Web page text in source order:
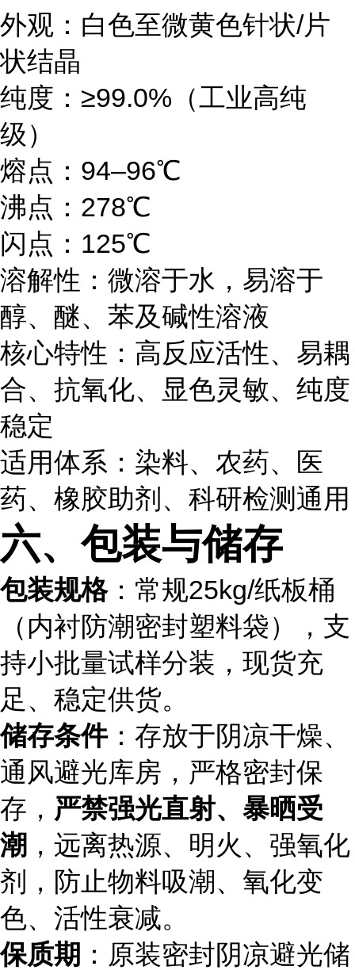
外观：白色至微黄色针状/片
状结晶
纯度：≥99.0%（工业高纯
级）
熔点：94–96℃
沸点：278℃
闪点：125℃
溶解性：微溶于水，易溶于
醇、醚、苯及碱性溶液
核心特性：高反应活性、易耦
合、抗氧化、显色灵敏、纯度
稳定
适用体系：染料、农药、医
药、橡胶助剂、科研检测通用
六、包装与储存
包装规格：常规25kg/纸板桶
（内衬防潮密封塑料袋），支
持小批量试样分装，现货充
足、稳定供货。
储存条件：存放于阴凉干燥、
通风避光库房，严格密封保
存， 严禁强光直射、暴晒受
潮 ，远离热源、明火、强氧化
剂，防止物料吸潮、氧化变
色、活性衰减。
保质期 ：原装密封阴凉避光储